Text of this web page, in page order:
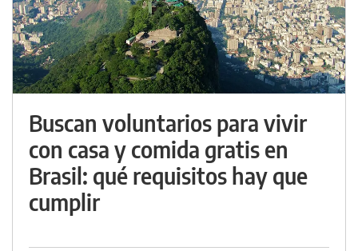
Buscan voluntarios para vivir
con casa y comida gratis en
Brasil: qué requisitos hay que
cumplir